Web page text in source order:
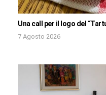
Una call per il logo del
7 Agosto 2026